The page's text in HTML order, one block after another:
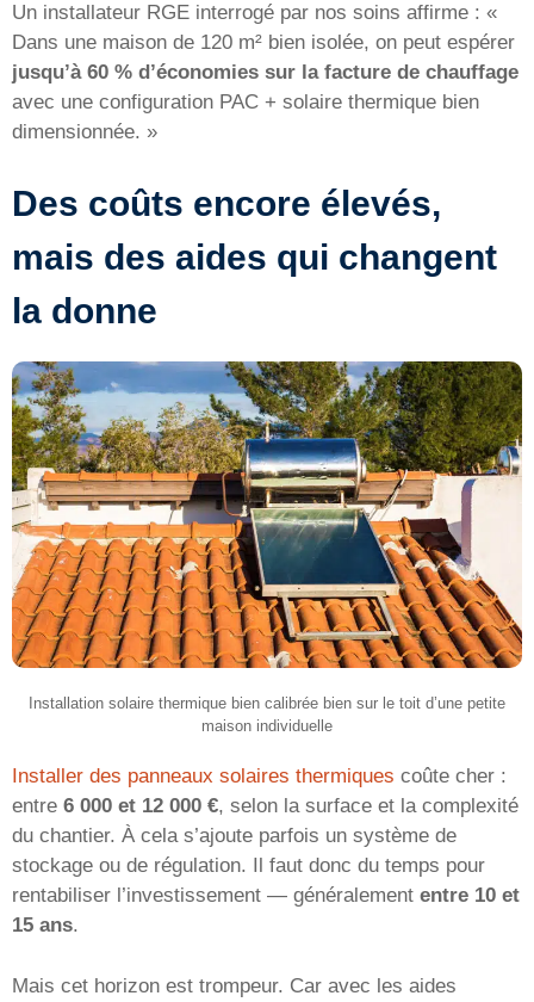
Un installateur RGE interrogé par nos soins affirme : «
Dans une maison de 120 m² bien isolée, on peut espérer
jusqu’à 60 % d’économies sur la facture de chauffage
avec une configuration PAC + solaire thermique bien
dimensionnée. »
Des coûts encore élevés,
mais des aides qui changent
la donne
Installation solaire thermique bien calibrée bien sur le toit d’une petite
maison individuelle
Installer des panneaux solaires thermiques coûte cher :
entre 6 000 et 12 000 €, selon la surface et la complexité
du chantier. À cela s’ajoute parfois un système de
stockage ou de régulation. Il faut donc du temps pour
rentabiliser l’investissement — généralement entre 10 et
15 ans.
Mais cet horizon est trompeur. Car avec les aides